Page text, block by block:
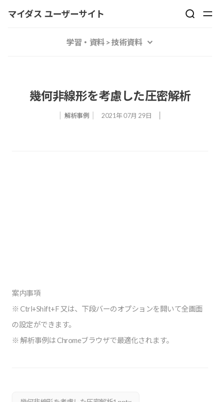
マイダス ユーザーサイト
学習・資料 > 技術資料
解析事例 2021年 07月 29日
幾何非線形を考慮した圧密解析
案内事項
※ Ctrl+Shift+F 又は、下段バーのオプションを開いて全画面
の設定ができます。
※ 解析事例は Chromeブラウザで最適化されます。